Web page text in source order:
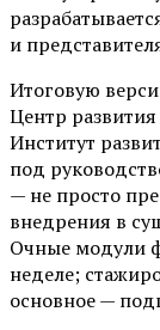
и
Итоговую
Центр
Институт
под
— не просто
внедрения в
Очные модули
неделе;
основное —